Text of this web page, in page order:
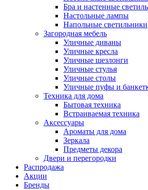
Бра и настенные
Настольные лампы
Напольные светильники
Загородная мебель
Уличные диваны
Уличные кресла
Уличные шезлонги
Уличные стулья
Уличные столы
Уличные пуфы и
Техника для дома
Бытовая техника
Встраиваемая техника
Аксессуары
Ароматы для дома
Зеркала
Предметы декора
Двери и перегородки
Распродажа
Акции
Бренды